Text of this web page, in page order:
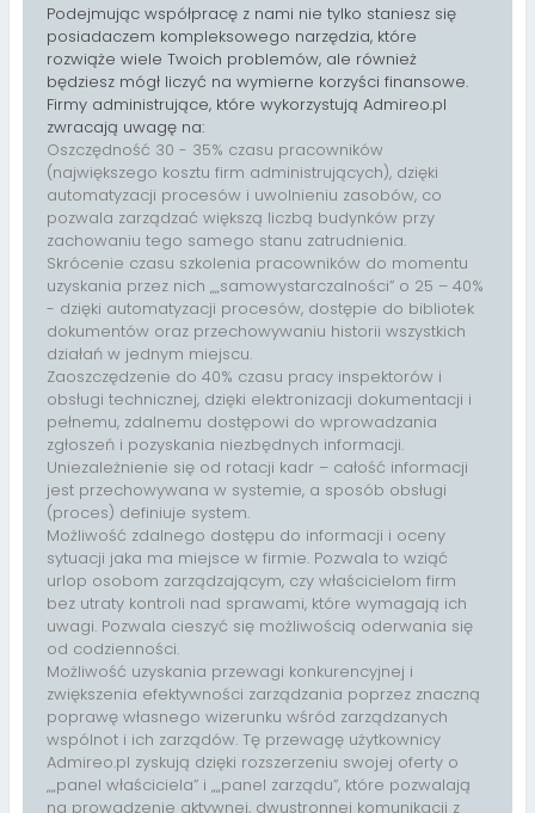
Podejmując współpracę z nami nie tylko staniesz się
posiadaczem kompleksowego narzędzia, które
rozwiąże wiele Twoich problemów, ale również
będziesz mógł liczyć na wymierne korzyści finansowe.
Firmy administrujące, które wykorzystują Admireo.pl
zwracają uwagę na:
Oszczędność 30 - 35% czasu pracowników
(największego kosztu firm administrujących), dzięki
automatyzacji procesów i uwolnieniu zasobów, co
pozwala zarządzać większą liczbą budynków przy
zachowaniu tego samego stanu zatrudnienia.
Skrócenie czasu szkolenia pracowników do momentu
uzyskania przez nich „„samowystarczalności” o 25 – 40%
- dzięki automatyzacji procesów, dostępie do bibliotek
dokumentów oraz przechowywaniu historii wszystkich
działań w jednym miejscu.
Zaoszczędzenie do 40% czasu pracy inspektorów i
obsługi technicznej, dzięki elektronizacji dokumentacji i
pełnemu, zdalnemu dostępowi do wprowadzania
zgłoszeń i pozyskania niezbędnych informacji.
Uniezależnienie się od rotacji kadr – całość informacji
jest przechowywana w systemie, a sposób obsługi
(proces) definiuje system.
Możliwość zdalnego dostępu do informacji i oceny
sytuacji jaka ma miejsce w firmie. Pozwala to wziąć
urlop osobom zarządzającym, czy właścicielom firm
bez utraty kontroli nad sprawami, które wymagają ich
uwagi. Pozwala cieszyć się możliwością oderwania się
od codzienności.
Możliwość uzyskania przewagi konkurencyjnej i
zwiększenia efektywności zarządzania poprzez znaczną
poprawę własnego wizerunku wśród zarządzanych
wspólnot i ich zarządów. Tę przewagę użytkownicy
Admireo.pl zyskują dzięki rozszerzeniu swojej oferty o
„„panel właściciela” i „„panel zarządu”, które pozwalają
na prowadzenie aktywnej, dwustronnej komunikacji z